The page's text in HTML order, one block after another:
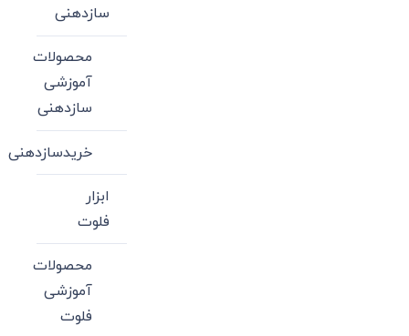
سازدهنی
محصولات
آموزشی
سازدهنی
خریدسازدهنی
ابزار
فلوت
محصولات
آموزشی
فلوت